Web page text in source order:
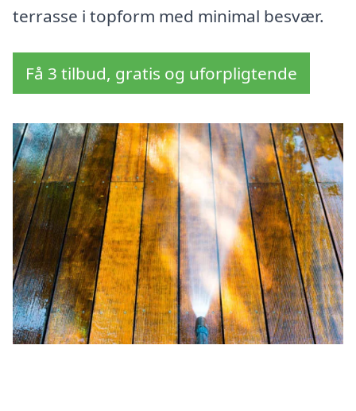
terrasse i topform med minimal besvær.
Få 3 tilbud, gratis og uforpligtende